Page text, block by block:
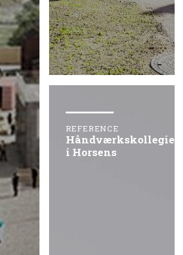
REFERENCE
Håndværkskollegiet
i Horsens